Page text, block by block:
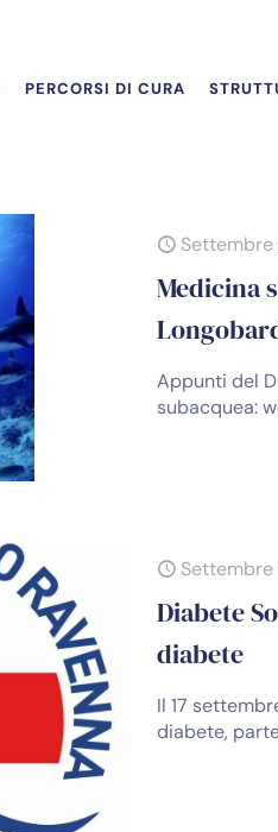
PERCORSI DI CURA
Settembre
Medicina
Appunti del
subacquea:
Settembre
Diabete
diabete
Il 17
diabete,